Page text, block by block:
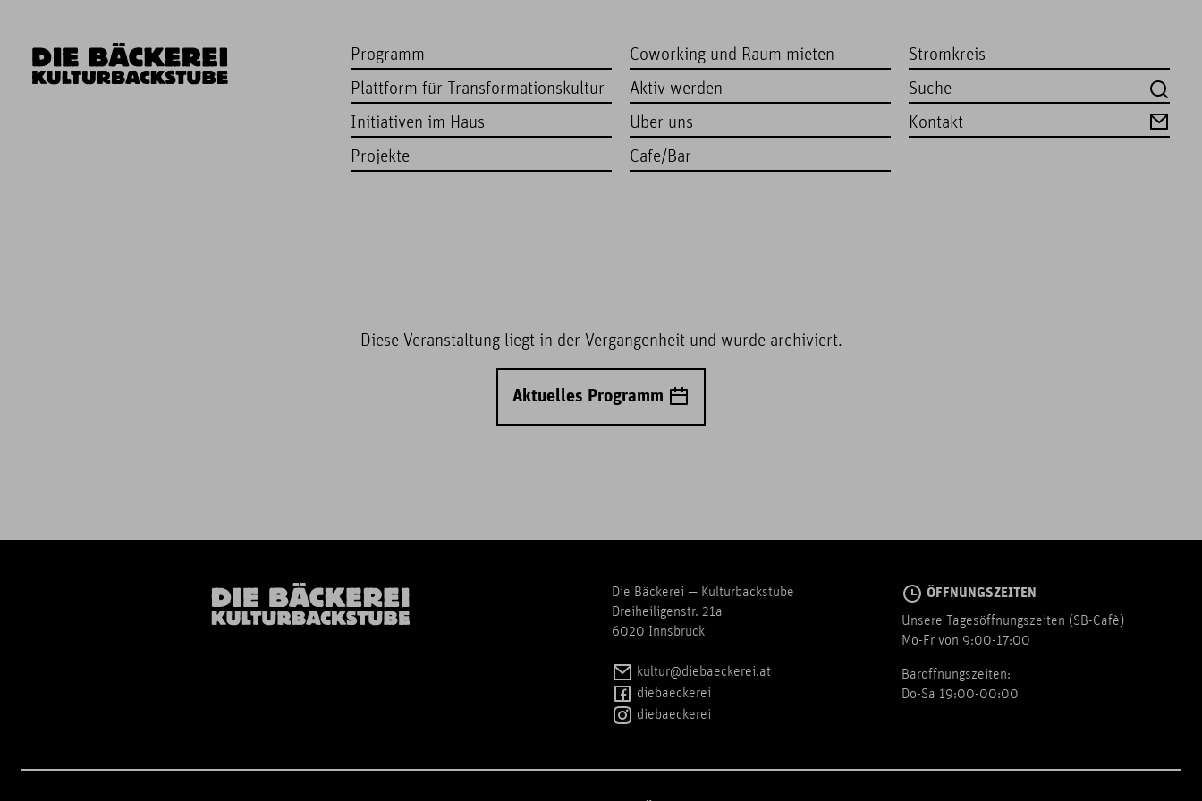
Programm
Plattform für Transformationskultur
Initiativen im Haus
Projekte
Coworking und Raum mieten
Aktiv werden
Über uns
Cafe/Bar
Stromkreis
Kontakt
Diese Veranstaltung liegt in der Vergangenheit und wurde archiviert.
Aktuelles Programm
Die Bäckerei — Kulturbackstube
Dreiheiligenstr. 21a
6020 Innsbruck
kultur@diebaeckerei.at
diebaeckerei
diebaeckerei
ÖFFNUNGSZEITEN
Unsere Tagesöffnungszeiten (SB-Cafè)
Mo-Fr von 9:00-17:00
Baröffnungszeiten:
Do-Sa 19:00-00:00